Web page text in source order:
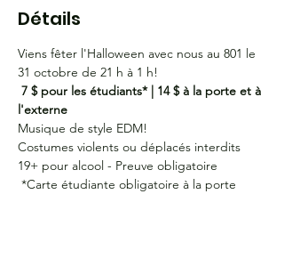
Détails
Viens fêter l'Halloween avec nous au 801 le
31 octobre de 21 h à 1 h!
7 $ pour les étudiants* | 14 $ à la porte et à
l'externe
Musique de style EDM!
Costumes violents ou déplacés interdits
19+ pour alcool - Preuve obligatoire
*Carte étudiante obligatoire à la porte